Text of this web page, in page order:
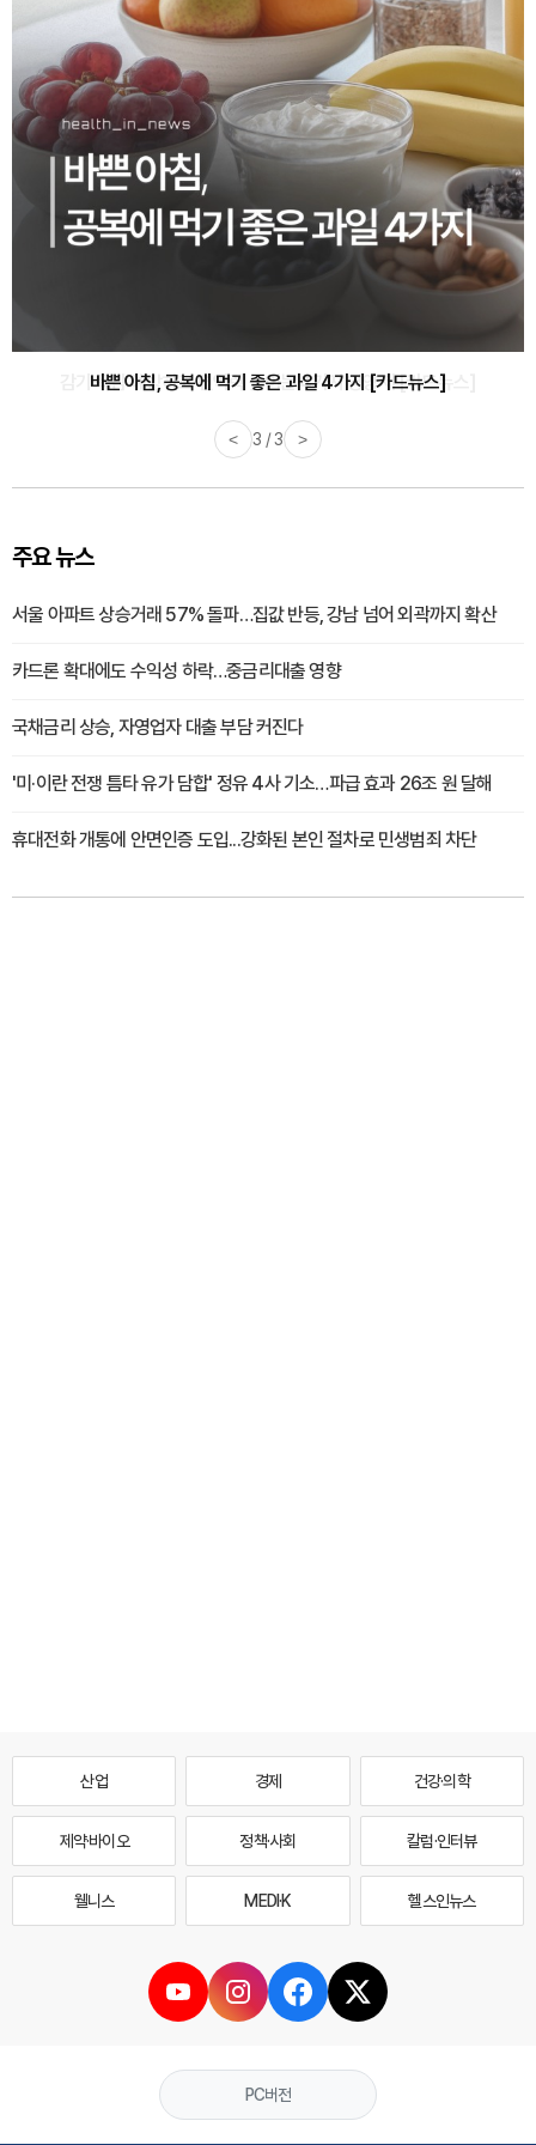
바쁜 아침, 공복에 먹기 좋은 과일 4가지 [카드뉴스]
< 1 / 3 >
주요 뉴스
서울 아파트 상승거래 57% 돌파…집값 반등, 강남 넘어 외곽까지 확산
카드론 확대에도 수익성 하락…중금리대출 영향
국채금리 상승, 자영업자 대출 부담 커진다
'미·이란 전쟁 틈타 유가 담합' 정유 4사 기소…파급 효과 26조 원 달해
휴대전화 개통에 안면인증 도입...강화된 본인 절차로 민생범죄 차단
산업 경제 건강·의학
제약·바이오 정책·사회 칼럼·인터뷰
웰니스 MEDI·K 헬스인뉴스
PC버전